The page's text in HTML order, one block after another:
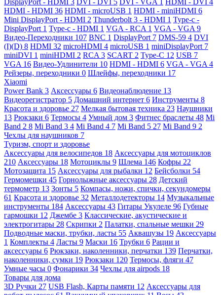
HDMI - HDMI 36 HDMI - microUSB 1 HDMI - miniHDMI 6
Mini DisplayPort - HDMI 2 Thunderbolt 3 - HDMI 1 Type-c -
DisplayPort 1 Type-c - HDMI 1 VGA - RCA 1 VGA - VGA 9
Видео-Переходники 107 BNC 1 DisplayPort 7 DMS-59 4 DVI
(I)(D) 8 HDMI 32 microHDMI 4 microUSB 1 miniDisplayPort 7
miniDVI 1 miniHDMI 2 RCA 3 SCART 2 Type-C 12 USB 7
VGA 16 Видео-Удлинители 10 HDMI - HDMI 6 VGA - VGA 4
Рейзеры, переходники 0 Шлейфы, переходники 17
Xiaomi
Power Bank 3 Аксессуары 6 Видеонаблюдение 13
Видеорегистратор 5 Домашний интернет 6 Инструменты 8
Красота и здоровье 27 Мелкая бытовая техника 23 Наушники
13 Рюкзаки 6 Термосы 4 Умный дом 3 Фитнес браслеты 48 Mi
Band 2 8 Mi Band 3 4 Mi Band 4 7 Mi Band 5 27 Mi Band 9 2
Чехлы для наушников 7
Туризм, спорт и здоровье
Аксессуары для велосипедов 18 Аксессуары для мотоциклов
210 Аксессуары 18 Мотоциклы 9 Шлема 146 Кофры 22
Мотозащита 15 Аксессуары для рыбалки 12 Бейсболки 54
Гермомешки 45 Горнолыжные аксессуары 28 Детский
термометр 13 Зонты 5 Компасы, ножи, спички, секундомеры
61 Красота и здоровье 32 Металлодетекторы 14 Музыкальные
инструменты 184 Аксессуары 43 Гитары Укулеле 96 Губные
гармошки 12 Джембе 3 Классические, акустические и
электрогитары 28 Скрипки 2 Палатки, спальные мешки 29
Подводные маски, трубки, ласты 55 Аквашузы 19 Аксессуары
1 Комплекты 4 Ласты 9 Маски 16 Трубки 6 Рации и
аксессуары 6 Рюкзаки, наколенники, перчатки 139 Перчатки,
наколенники, сумки 19 Рюкзаки 120 Термосы, фляги 47
Умные часы 0 Фонарики 34 Чехлы для airpods 18
Товары для дома
3D Ручки 27 USB Flash, Карты памяти 12 Аксессуары для